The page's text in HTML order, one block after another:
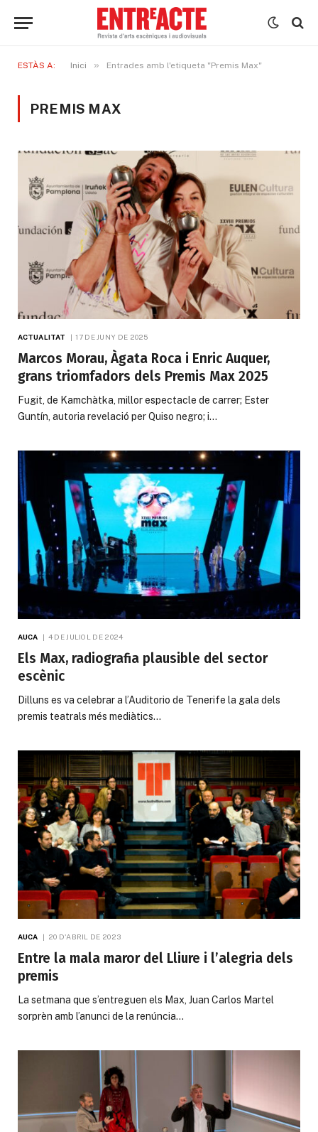
ESTÀS A: Inici » Entrades amb l'etiqueta "Premis Max"
PREMIS MAX
ACTUALITAT 17 DE JUNY DE 2025
Marcos Morau, Àgata Roca i Enric Auquer,
grans triomfadors dels Premis Max 2025
Fugit, de Kamchàtka, millor espectacle de carrer; Ester
Guntín, autoria revelació per Quiso negro; i…
AUCA 4 DE JULIOL DE 2024
Els Max, radiografia plausible del sector
escènic
Dilluns es va celebrar a l’Auditorio de Tenerife la gala dels
premis teatrals més mediàtics…
AUCA 20 D'ABRIL DE 2023
Entre la mala maror del Lliure i l’alegria dels
premis
La setmana que s’entreguen els Max, Juan Carlos Martel
sorprèn amb l’anunci de la renúncia…